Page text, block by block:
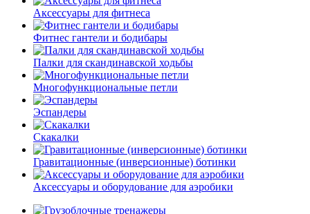
Аксессуары для фитнеса
Фитнес гантели и бодибары
Палки для скандинавской ходьбы
Многофункциональные петли
Эспандеры
Скакалки
Гравитационные (инверсионные) ботинки
Аксессуары и оборудование для аэробики